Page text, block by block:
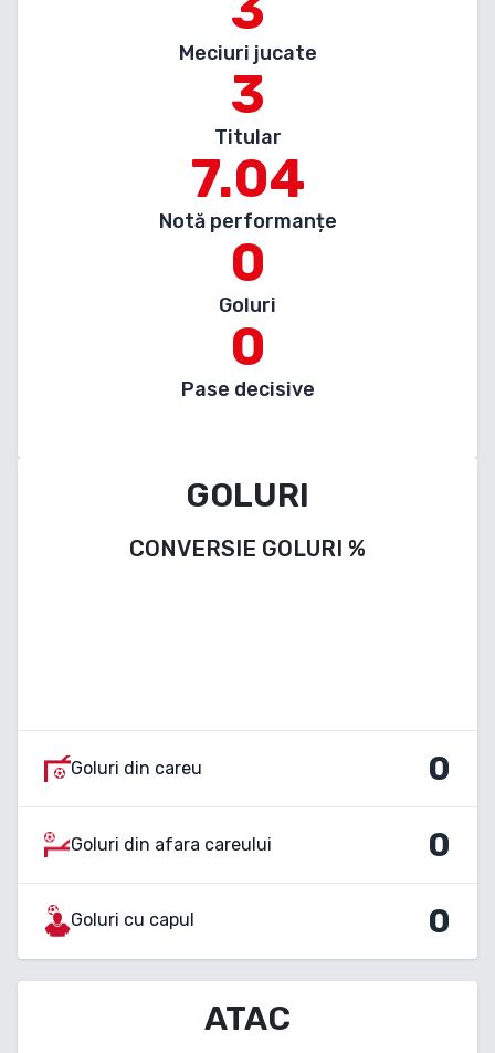
Meciuri jucate
3
Titular
7.04
Notă performanțe
0
Goluri
0
Pase decisive
GOLURI
CONVERSIE GOLURI %
Goluri din careu 0
Goluri din afara careului 0
Goluri cu capul 0
ATAC